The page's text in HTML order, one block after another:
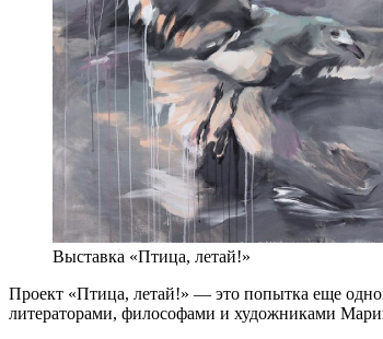
Выставка «Птица, летай!»
Проект «Птица, летай!» — это попытка еще
литераторами, философами и художниками